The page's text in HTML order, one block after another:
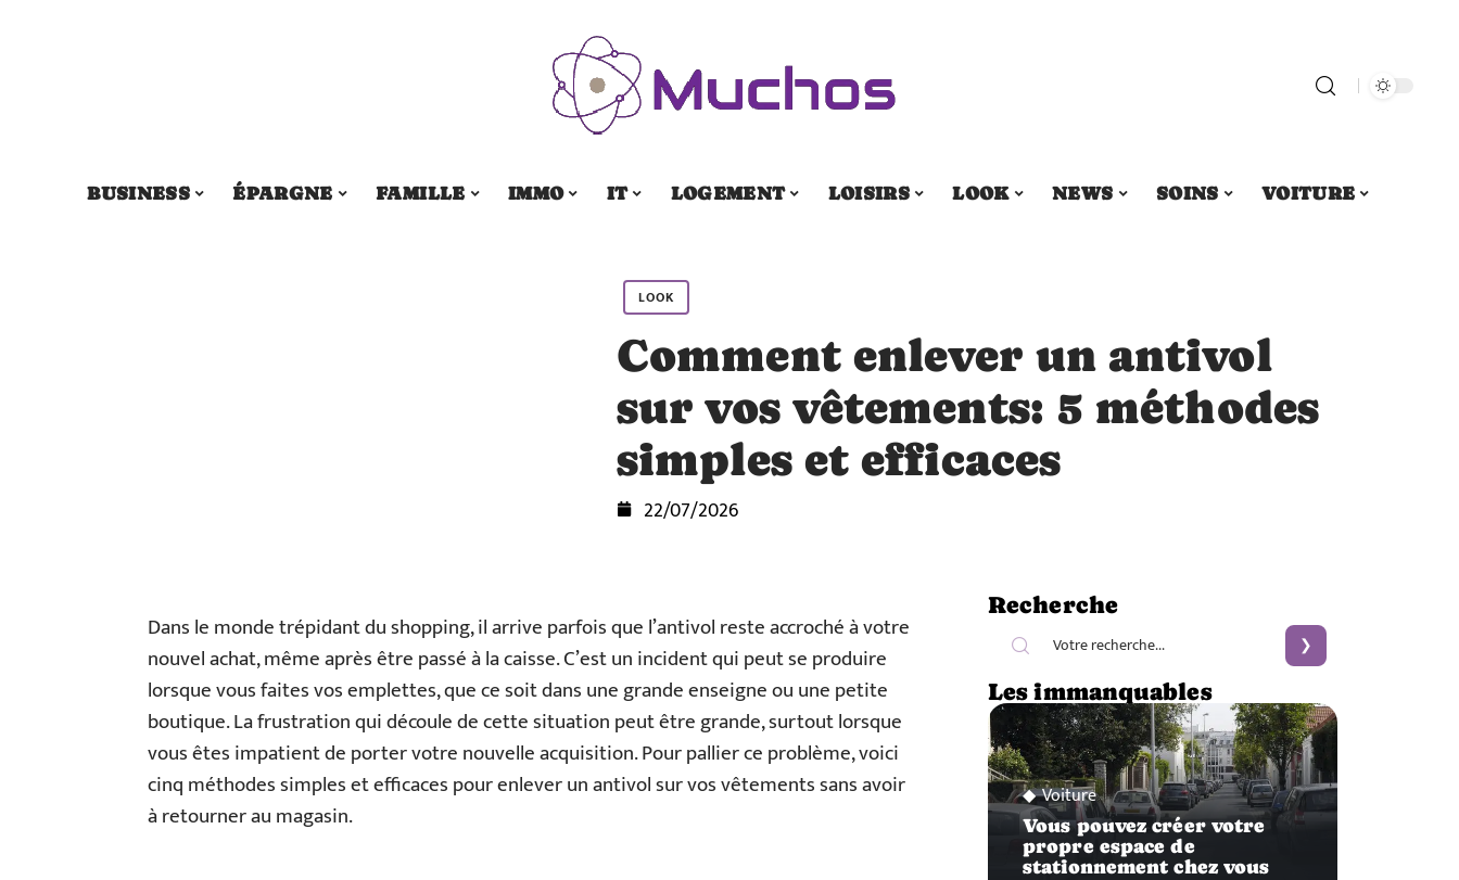
BUSINESS ÉPARGNE FAMILLE IMMO IT LOGEMENT LOISIRS LOOK NEWS SOINS VOITURE
LOOK
Comment enlever un antivol
sur vos vêtements: 5 méthodes
simples et efficaces
22/07/2026
Dans le monde trépidant du shopping, il arrive parfois que l’antivol reste accroché à votre
nouvel achat, même après être passé à la caisse. C’est un incident qui peut se produire
lorsque vous faites vos emplettes, que ce soit dans une grande enseigne ou une petite
boutique. La frustration qui découle de cette situation peut être grande, surtout lorsque
vous êtes impatient de porter votre nouvelle acquisition. Pour pallier ce problème, voici
cinq méthodes simples et efficaces pour enlever un antivol sur vos vêtements sans avoir
à retourner au magasin.
Recherche
Les immanquables
Voiture
Vous pouvez créer votre
propre espace de
stationnement chez vous